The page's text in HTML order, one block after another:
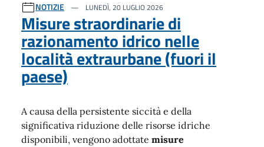
NOTIZIE LUNEDÌ, 20 LUGLIO 2026
Misure straordinarie di
razionamento idrico nelle
località extraurbane (fuori il
paese)
A causa della persistente siccità e della
significativa riduzione delle risorse idriche
disponibili, vengono adottate misure